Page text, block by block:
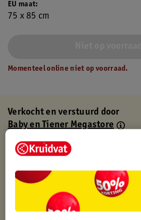
EU maat
75 x 85 cm
Momenteel online niet op voorraad.
Verkocht en verstuurd door
Baby en Tiener Megastore
Binnen 1 werkdag verstuurd
Gratis thuisbezorgd
Gratis retourneren via verkooppartner.
Gratis punten met je Kruidvat kaart